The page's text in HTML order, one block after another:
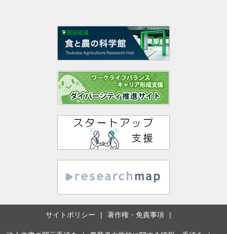
サイトポリシー 著作権・免責事項